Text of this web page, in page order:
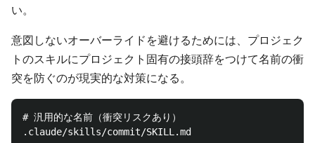
い。
意図しないオーバーライドを避けるためには、プロジェク
トのスキルにプロジェクト固有の接頭辞をつけて名前の衝
突を防ぐのが現実的な対策になる。
# 汎用的な名前（衝突リスクあり）
.claude/skills/commit/SKILL.md